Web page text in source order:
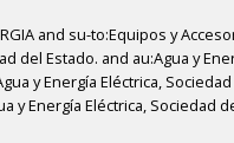
and su-to:Equipos y
del Estado. and au:Agua y
y Energía Eléctrica,
y Energía Eléctrica, Sociedad